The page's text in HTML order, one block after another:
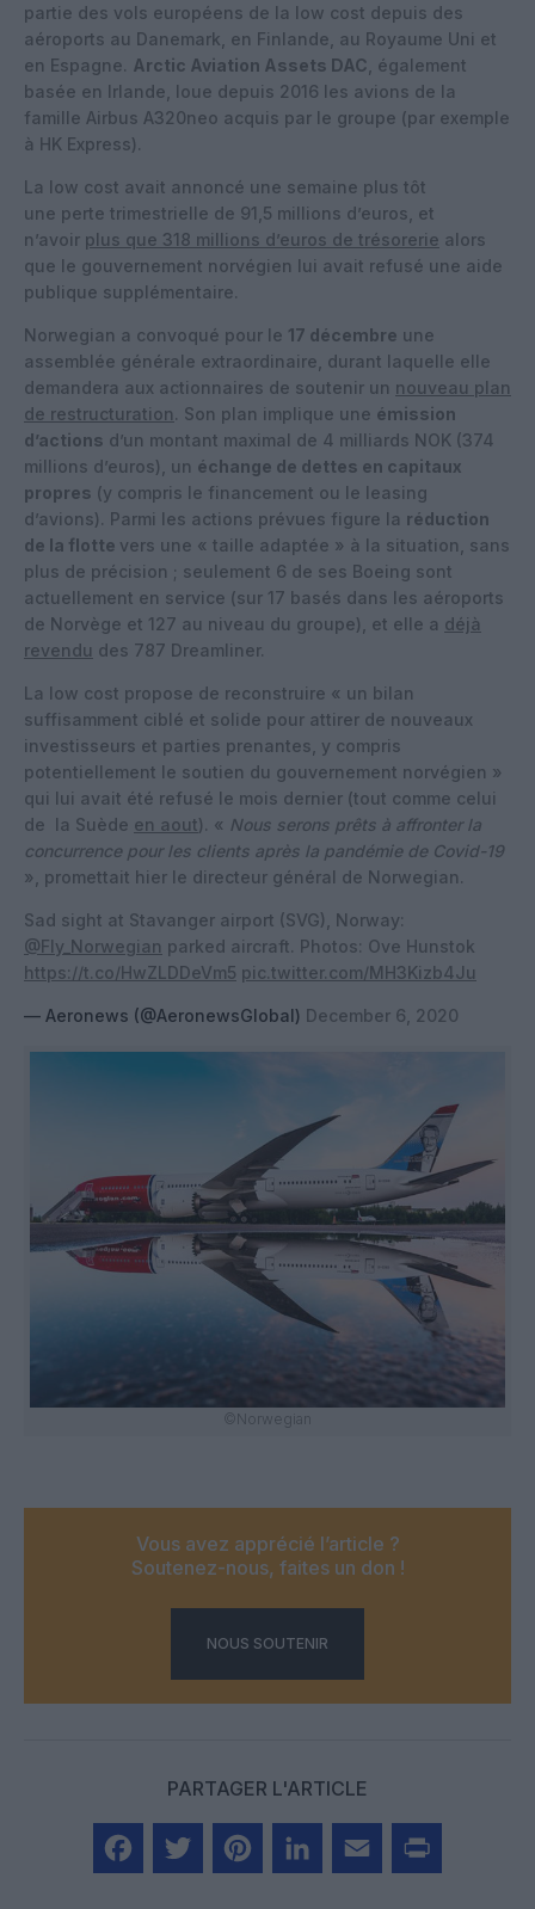
partie des vols européens de la low cost depuis des
aéroports au Danemark, en Finlande, au Royaume Uni et
en Espagne. Arctic Aviation Assets DAC
, également
basée en Irlande, loue depuis 2016 les avions de la
famille Airbus A320neo acquis par le groupe (par exemple
à HK Express).
La low cost avait annoncé une semaine plus tôt
une perte trimestrielle de 91,5 millions d’euros, et
n’avoir plus que 318 millions d’euros de trésorerie alors
que le gouvernement norvégien lui avait refusé une aide
publique supplémentaire.
Norwegian a convoqué pour le 17 décembre une
assemblée générale extraordinaire, durant laquelle elle
demandera aux actionnaires de soutenir un nouveau plan
de restructuration. Son plan implique une émission
d’actions d’un montant maximal de 4 milliards NOK (374
millions d’euros), un échange de dettes en capitaux
propres (y compris le financement ou le leasing
d’avions). Parmi les actions prévues figure la réduction
de la flotte vers une « taille adaptée » à la situation, sans
plus de précision ; seulement 6 de ses Boeing sont
actuellement en service (sur 17 basés dans les aéroports
de Norvège et 127 au niveau du groupe), et elle a déjà
revendu des 787 Dreamliner.
La low cost propose de reconstruire « un bilan
suffisamment ciblé et solide pour attirer de nouveaux
investisseurs et parties prenantes, y compris
potentiellement le soutien du gouvernement norvégien »
qui lui avait été refusé le mois dernier (tout comme celui
de la Suède en aout). « Nous serons prêts à affronter la
concurrence pour les clients après la pandémie de Covid-19
», promettait hier le directeur général de Norwegian.
Sad sight at Stavanger airport (SVG), Norway:
@Fly_Norwegian parked aircraft. Photos: Ove Hunstok
https://t.co/HwZLDDeVm5 pic.twitter.com/MH3Kizb4Ju
— Aeronews (@AeronewsGlobal) December 6, 2020
©Norwegian
Vous avez apprécié l’article ?
Soutenez-nous, faites un don !
NOUS SOUTENIR
PARTAGER L'ARTICLE